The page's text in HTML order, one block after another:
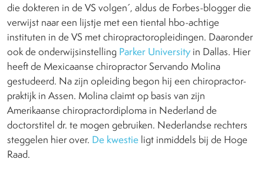
die dokteren in de VS volgen´, aldus de Forbes-blogger die
verwijst naar een lijstje met een tiental hbo-achtige
instituten in de VS met chiropractoropleidingen. Daaronder
ook de onderwijsinstelling Parker University in Dallas. Hier
heeft de Mexicaanse chiropractor Servando Molina
gestudeerd. Na zijn opleiding begon hij een chiropractor-
praktijk in Assen. Molina claimt op basis van zijn
Amerikaanse chiropractordiploma in Nederland de
doctorstitel dr. te mogen gebruiken. Nederlandse rechters
steggelen hier over. De kwestie ligt inmiddels bij de Hoge
Raad.